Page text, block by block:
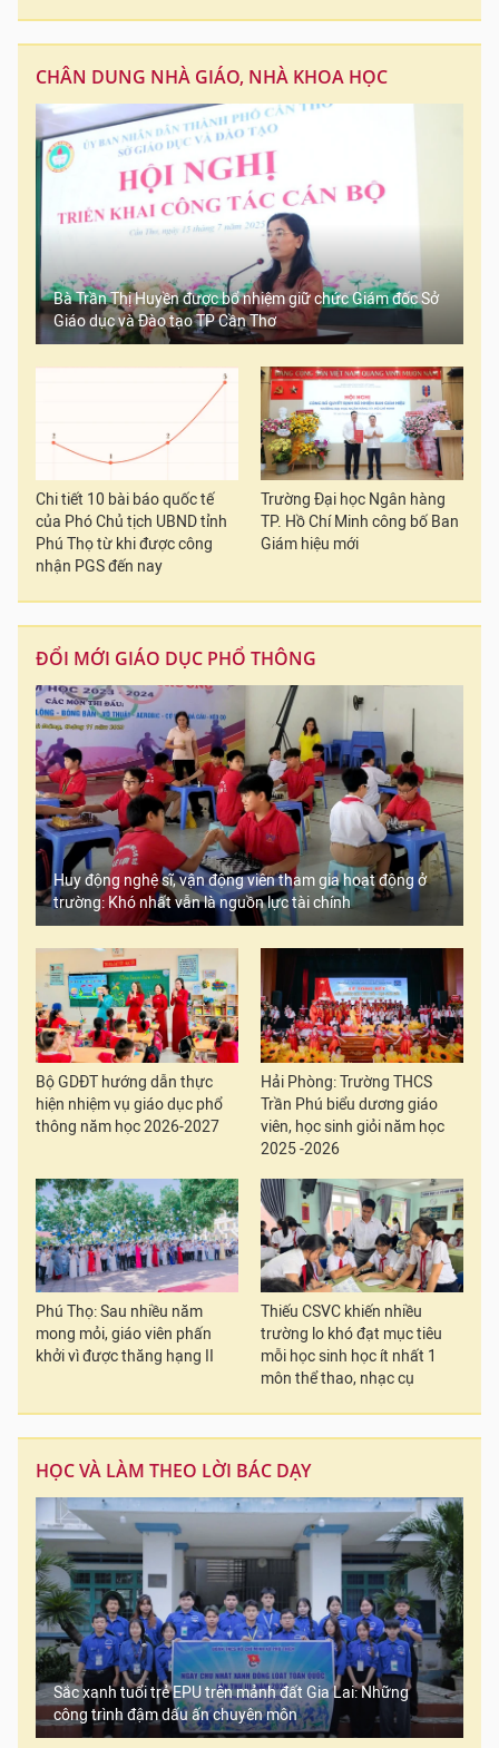
CHÂN DUNG NHÀ GIÁO, NHÀ KHOA HỌC
Bà Trần Thị Huyền được bổ nhiệm giữ chức Giám đốc Sở
Giáo dục và Đào tạo TP Cần Thơ
Chi tiết 10 bài báo quốc tế
của Phó Chủ tịch UBND tỉnh
Phú Thọ từ khi được công
nhận PGS đến nay
Trường Đại học Ngân hàng
TP. Hồ Chí Minh công bố Ban
Giám hiệu mới
ĐỔI MỚI GIÁO DỤC PHỔ THÔNG
Huy động nghệ sĩ, vận động viên tham gia hoạt động ở
trường: Khó nhất vẫn là nguồn lực tài chính
Bộ GDĐT hướng dẫn thực
hiện nhiệm vụ giáo dục phổ
thông năm học 2026-2027
Hải Phòng: Trường THCS
Trần Phú biểu dương giáo
viên, học sinh giỏi năm học
2025 -2026
Phú Thọ: Sau nhiều năm
mong mỏi, giáo viên phấn
khởi vì được thăng hạng II
Thiếu CSVC khiến nhiều
trường lo khó đạt mục tiêu
mỗi học sinh học ít nhất 1
môn thể thao, nhạc cụ
HỌC VÀ LÀM THEO LỜI BÁC DẠY
Sắc xanh tuổi trẻ EPU trên mảnh đất Gia Lai: Những
công trình đậm dấu ấn chuyên môn